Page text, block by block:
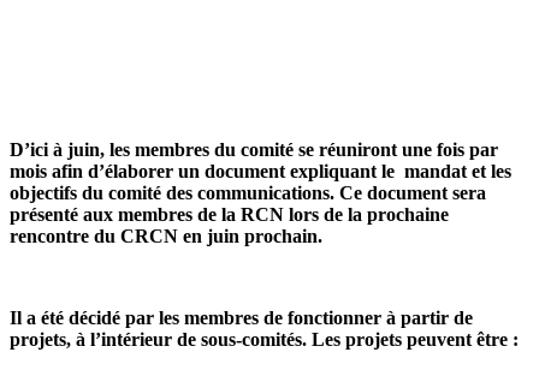
D’ici à juin, les membres du comité se réuniront une fois par
mois afin d’élaborer un document expliquant le mandat et les
objectifs du comité des communications. Ce document sera
présenté aux membres de la RCN lors de la prochaine
rencontre du CRCN en juin prochain.
Il a été décidé par les membres de fonctionner à partir de
projets, à l’intérieur de sous-comités. Les projets peuvent être :